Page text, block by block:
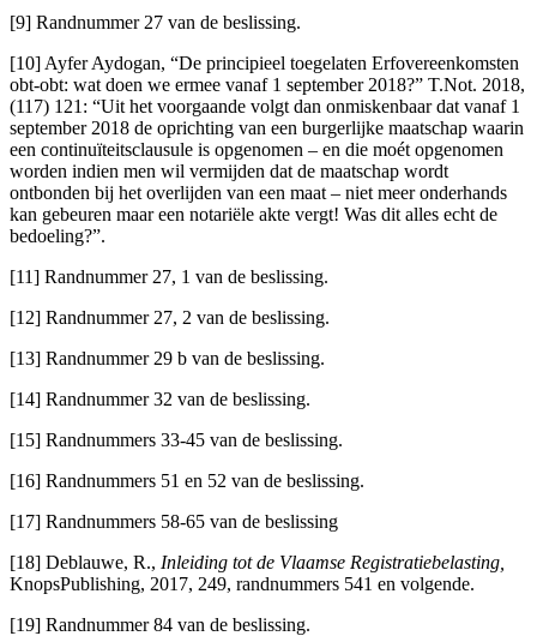
[9] Randnummer 27 van de beslissing.
[10] Ayfer Aydogan, “De principieel toegelaten Erfovereenkomsten
obt-obt: wat doen we ermee vanaf 1 september 2018?” T.Not. 2018,
(117) 121: “Uit het voorgaande volgt dan onmiskenbaar dat vanaf 1
september 2018 de oprichting van een burgerlijke maatschap waarin
een continuïteitsclausule is opgenomen – en die moét opgenomen
worden indien men wil vermijden dat de maatschap wordt
ontbonden bij het overlijden van een maat – niet meer onderhands
kan gebeuren maar een notariële akte vergt! Was dit alles echt de
bedoeling?”.
[11] Randnummer 27, 1 van de beslissing.
[12] Randnummer 27, 2 van de beslissing.
[13] Randnummer 29 b van de beslissing.
[14] Randnummer 32 van de beslissing.
[15] Randnummers 33-45 van de beslissing.
[16] Randnummers 51 en 52 van de beslissing.
[17] Randnummers 58-65 van de beslissing
[18] Deblauwe, R., Inleiding tot de Vlaamse Registratiebelasting,
KnopsPublishing, 2017, 249, randnummers 541 en volgende.
[19] Randnummer 84 van de beslissing.